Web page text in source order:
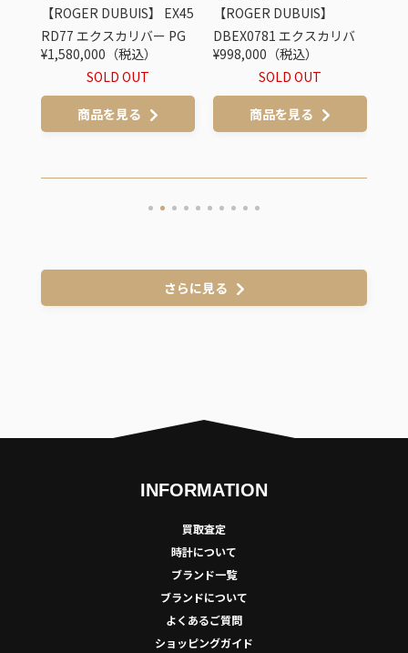
【ROGER DUBUIS】 EX45
RD77 エクスカリバー PG
世界限定28本
¥1,580,000（税込）
SOLD OUT
商品を見る
【ROGER DUBUIS】
DBEX0781 エクスカリバ
ー42 パープル 限定50本
¥998,000（税込）
SOLD OUT
商品を見る
さらに見る
INFORMATION
買取査定
時計について
ブランド一覧
ブランドについて
よくあるご質問
ショッピングガイド